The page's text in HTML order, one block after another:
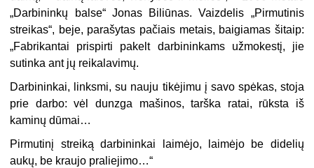
„Darbininkų balse“ Jonas Biliūnas. Vaizdelis „Pirmutinis
streikas“, beje, parašytas pačiais metais, baigiamas šitaip:
„Fabrikantai prispirti pakelt darbininkams užmokestį, jie
sutinka ant jų reikalavimų.
Darbininkai, linksmi, su nauju tikėjimu į savo spėkas, stoja
prie darbo: vėl dunzga mašinos, tarška ratai, rūksta iš
kaminų dūmai…
Pirmutinį streiką darbininkai laimėjo, laimėjo be didelių
aukų, be kraujo praliejimo…“